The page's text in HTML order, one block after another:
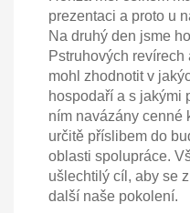
prezentaci a proto u
Na druhý den jsme
Pstruhových
mohl zhodnotit v
hospodaří a s jakými
ním navázány cenné
určitě příslibem do
oblasti spolupráce.
ušlechtilý cíl, aby se
další naše pokolení.